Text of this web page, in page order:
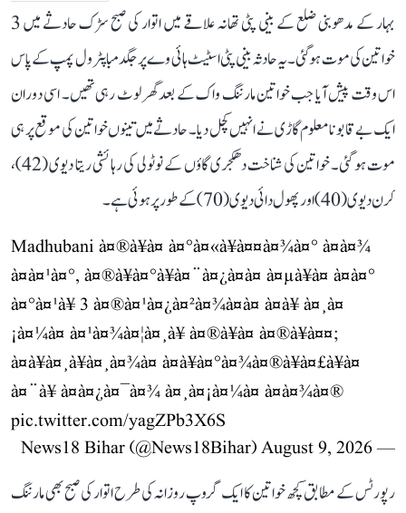
بہار کے مدھوبنی ضلع کے بینی پٹی تھانہ علاقے میں اتوار کی صبح سڑک حادثے میں 3
خواتین کی موت ہو گئی۔ یہ حادثہ بینی پٹی اسٹیٹ ہائی وے پر جگدمبا پٹرول پمپ کے پاس
اس وقت پیش آیا جب خواتین مارننگ واک کے بعد گھر لوٹ رہی تھیں۔ اسی دوران
ایک بے قابو نامعلوم گاڑی نے انہیں کچل دیا۔ حادثے میں تینوں خواتین کی موقع پر ہی
موت ہو گئی۔ خواتین کی شناخت دھکجری گاؤں کے نوٹولی کی رہائشی ریتا دیوی (42)،
کرن دیوی (40) اور پھول دائی دیوی (70) کے طور پر ہوئی ہے۔
Madhubani à¤®à¥à¤ à¤°à¤«à¥à¤¤à¤¾à¤° à¤à¤¾
à¤à¤¹à¤°, à¤®à¥à¤°à¥à¤¨à¤¿à¤à¤ à¤µà¥à¤ à¤à¤°
à¤°à¤¹à¥ 3 à¤®à¤¹à¤¿à¤²à¤¾à¤à¤ à¤à¥ à¤¸à¤
¡à¤¼à¤ à¤¹à¤¾à¤¦à¤¸à¥ à¤®à¥à¤ à¤®à¥à¤¤;
à¤à¥à¤¸à¥à¤¸à¤¾à¤ à¤à¥à¤°à¤¾à¤®à¥à¤£à¥à¤
à¤¨à¥ à¤à¤¿à¤¯à¤¾ à¤¸à¤¡à¤¼à¤ à¤à¤¾à¤®
pic.twitter.com/yagZPb3X6S
— News18 Bihar (@News18Bihar)
August 9, 2026
رپورٹس کے مطابق کچھ خواتین کا ایک گروپ روزانہ کی طرح اتوار کی صبح بھی مارننگ